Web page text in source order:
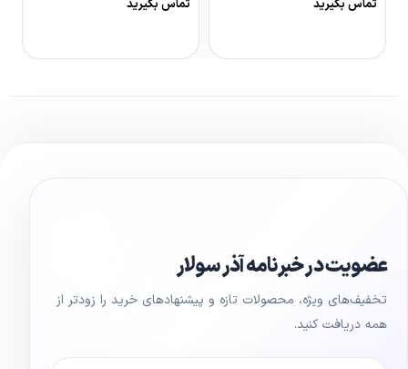
تماس بگیرید تماس بگیرید
عضویت در خبرنامه آذر سولار
تخفیف‌های ویژه، محصولات تازه و پیشنهادهای خرید را زودتر از
همه دریافت کنید.